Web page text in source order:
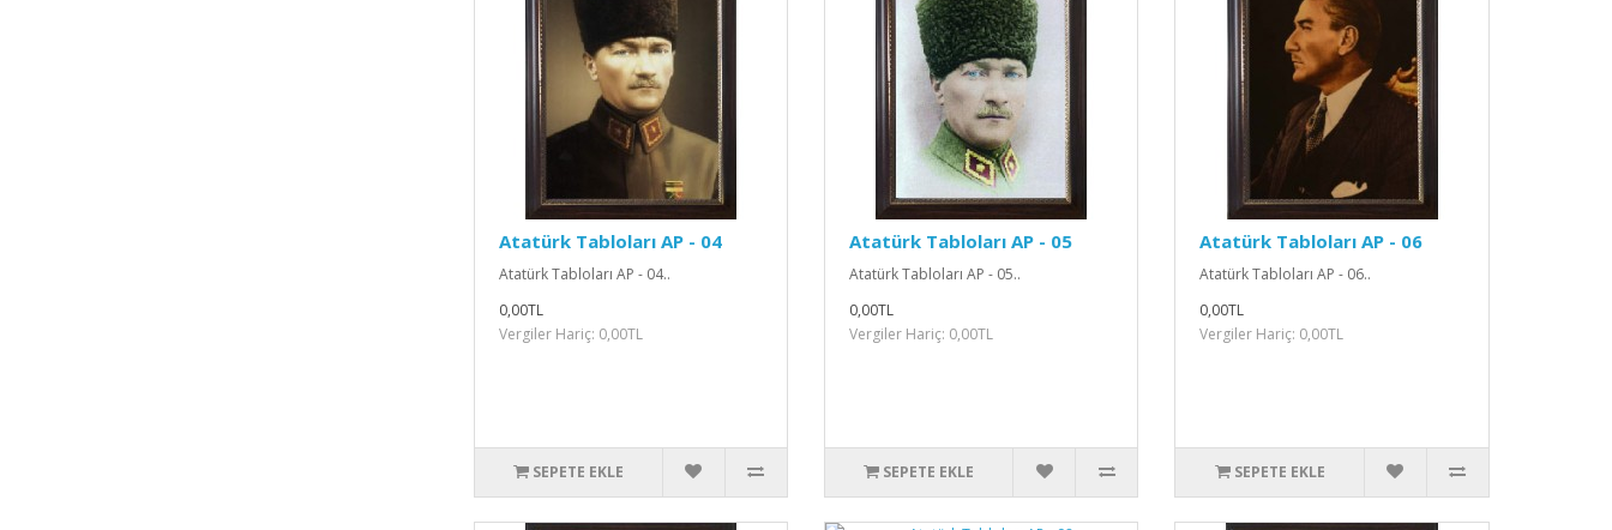
Atatürk Tabloları AP - 04
Atatürk Tabloları AP - 04..
0,00TL
Vergiler Hariç: 0,00TL
SEPETE EKLE
Atatürk Tabloları AP - 05
Atatürk Tabloları AP - 05..
0,00TL
Vergiler Hariç: 0,00TL
SEPETE EKLE
Atatürk Tabloları AP - 06
Atatürk Tabloları AP - 06..
0,00TL
Vergiler Hariç: 0,00TL
SEPETE EKLE